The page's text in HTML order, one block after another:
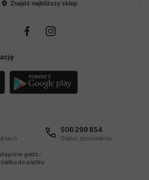
Znajdź najbliższy sklep
506 299 854
Status zamówienia
w godz.:
do piątku